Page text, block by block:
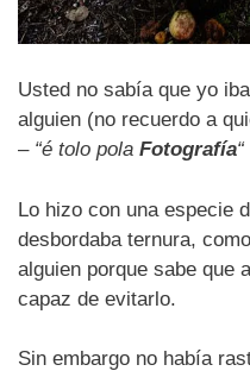
Usted no sabía que yo
alguien (no recuerdo a
– “é tolo pola Fotografía“
Lo hizo con una especie
desbordaba ternura,
alguien porque sabe que
capaz de evitarlo.
Sin embargo no había